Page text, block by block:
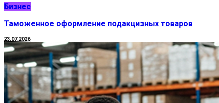
Бизнес
Таможенное оформление подакцизных товаров
23.07.2026